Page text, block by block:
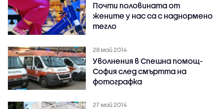
Почти половината от
жените у нас са с наднормено
тегло
28 май 2014
Уволнения в Спешна помощ-
София след смъртта на
фотографка
27 май 2014